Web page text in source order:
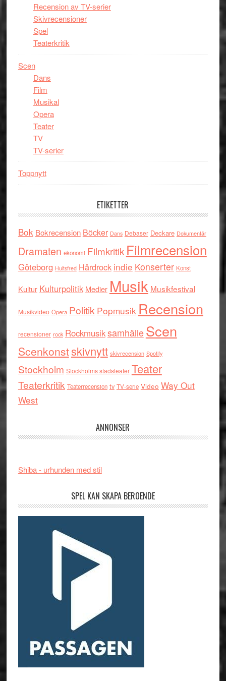
Recension av TV-serier
Skivrecensioner
Spel
Teaterkritik
Scen
Dans
Film
Musikal
Opera
Teater
TV
TV-serier
Toppnytt
ETIKETTER
Bok Bokrecension Böcker Dans Debaser Deckare Dokumentär
Dramaten ekonomi Filmkritik Filmrecension
Göteborg Hultsfred Hårdrock indie Konserter Konst
Kultur Kulturpolitik Medier Musik Musikfestival
Musikvideo Opera Politik Popmusik Recension
recensioner rock RockmusiksamhälleScen
Scenkonstskivnytt skivrecension Spotify
Stockholm Stockholms stadsteater Teater
Teaterkritik Teaterrecension tv TV-serie Video Way Out
West
ANNONSER
Shiba - urhunden med stil
SPEL KAN SKAPA BEROENDE